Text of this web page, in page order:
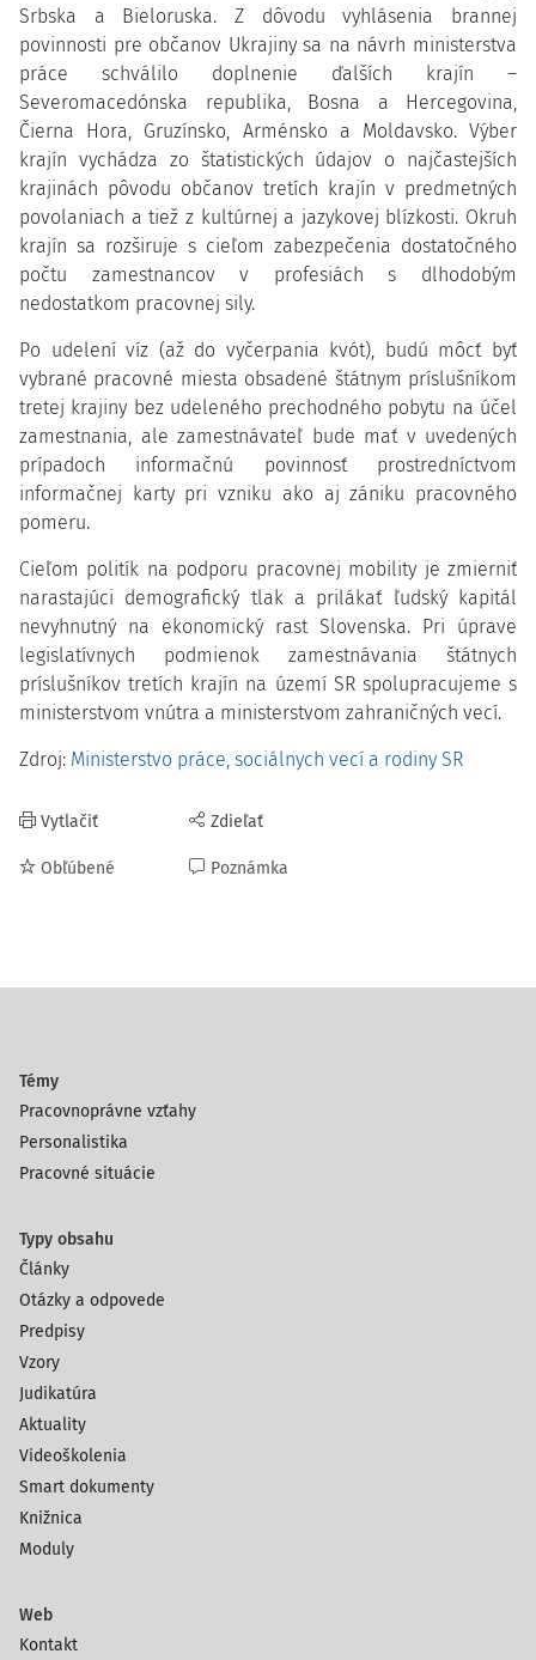
Srbska a Bieloruska. Z dôvodu vyhlásenia brannej
povinnosti pre občanov Ukrajiny sa na návrh ministerstva
práce schválilo doplnenie ďalších krajín –
Severomacedónska republika, Bosna a Hercegovina,
Čierna Hora, Gruzínsko, Arménsko a Moldavsko. Výber
krajín vychádza zo štatistických údajov o najčastejších
krajinách pôvodu občanov tretích krajín v predmetných
povolaniach a tiež z kultúrnej a jazykovej blízkosti. Okruh
krajín sa rozširuje s cieľom zabezpečenia dostatočného
počtu zamestnancov v profesiách s dlhodobým
nedostatkom pracovnej sily.
Po udelení víz (až do vyčerpania kvót), budú môcť byť
vybrané pracovné miesta obsadené štátnym príslušníkom
tretej krajiny bez udeleného prechodného pobytu na účel
zamestnania, ale zamestnávateľ bude mať v uvedených
prípadoch informačnú povinnosť prostredníctvom
informačnej karty pri vzniku ako aj zániku pracovného
pomeru.
Cieľom politík na podporu pracovnej mobility je zmierniť
narastajúci demografický tlak a prilákať ľudský kapitál
nevyhnutný na ekonomický rast Slovenska. Pri úprave
legislatívnych podmienok zamestnávania štátnych
príslušníkov tretích krajín na území SR spolupracujeme s
ministerstvom vnútra a ministerstvom zahraničných vecí.
Zdroj: Ministerstvo práce, sociálnych vecí a rodiny SR
Vytlačiť
Obľúbené
Zdieľať
Poznámka
Témy
Pracovnoprávne vzťahy
Personalistika
Pracovné situácie
Typy obsahu
Články
Otázky a odpovede
Predpisy
Vzory
Judikatúra
Aktuality
Videoškolenia
Smart dokumenty
Knižnica
Moduly
Web
Kontakt